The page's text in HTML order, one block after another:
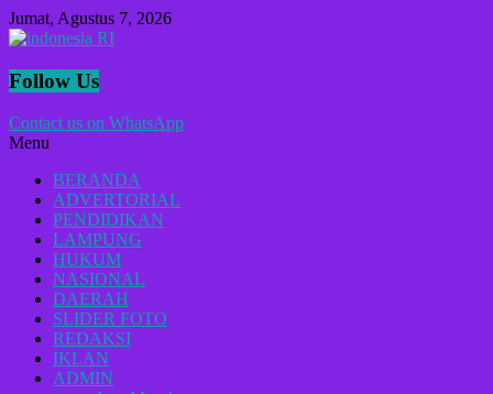
Lompat
ke
Jumat, Agustus 7, 2026
indonesia
Lugas
Menyikap
Berita,Terpercaya
Dan
Tegas
Follow Us
Contact us on WhatsApp
Menu
BERANDA
ADVERTORIAL
PENDIDIKAN
LAMPUNG
HUKUM
NASIONAL
DAERAH
SLIDER FOTO
REDAKSI
IKLAN
ADMIN